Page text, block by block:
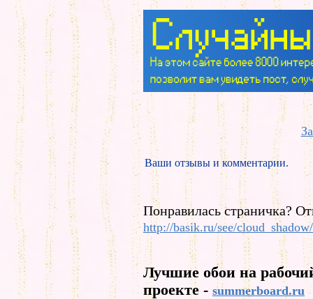
Ваши отзывы и комментарии.
Понравилась страничка?
http://basik.ru/see/cloud_shadow/
Лучшие обои на
проекте - summerboard.ru